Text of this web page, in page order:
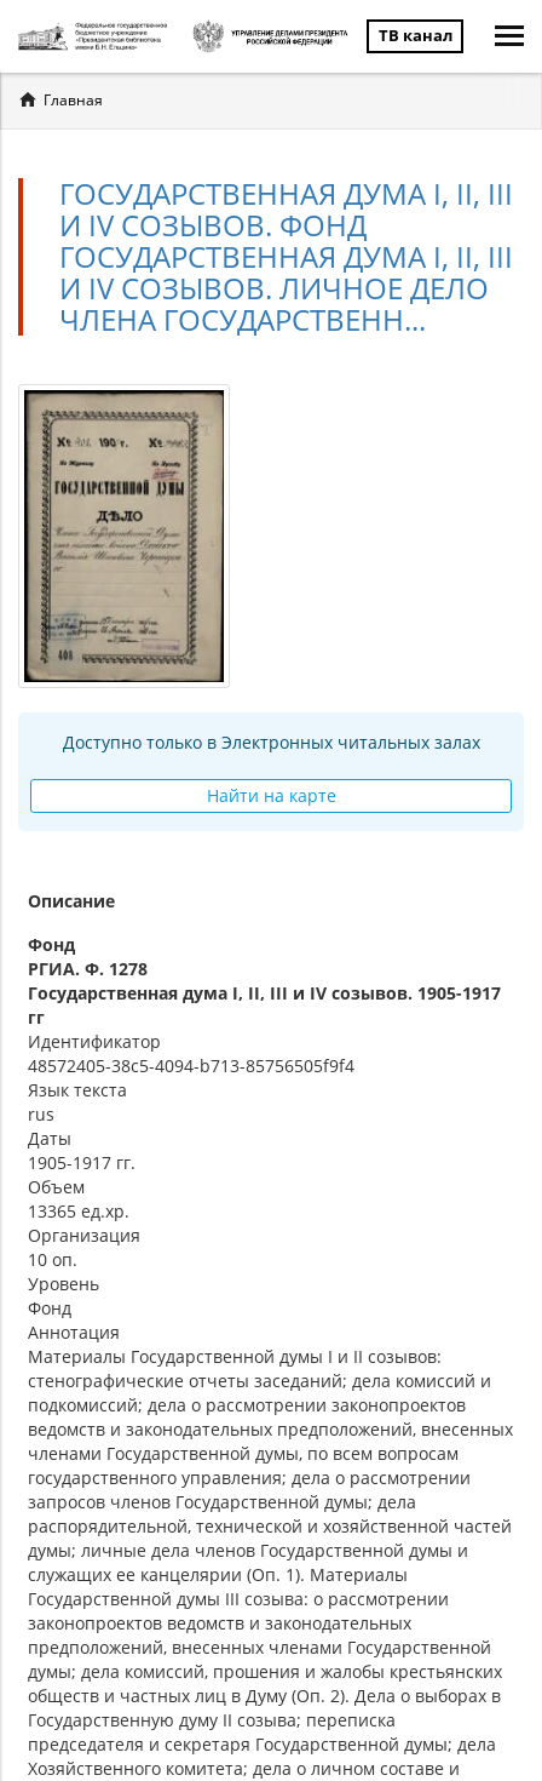
ТВ канал
Вы
здесь
Главная
ГОСУДАРСТВЕННАЯ ДУМА I, II, III
И IV СОЗЫВОВ. ФОНД
ГОСУДАРСТВЕННАЯ ДУМА I, II, III
И IV СОЗЫВОВ. ЛИЧНОЕ ДЕЛО
ЧЛЕНА ГОСУДАРСТВЕНН...
Доступно только в Электронных читальных залах
Найти на карте
Описание
Фонд
РГИА. Ф. 1278
Государственная дума I, II, III и IV созывов. 1905-1917
гг
Идентификатор
48572405-38c5-4094-b713-85756505f9f4
Язык текста
rus
Даты
1905-1917 гг.
Объем
13365 ед.хр.
Организация
10 оп.
Уровень
Фонд
Аннотация
Материалы Государственной думы I и II созывов:
стенографические отчеты заседаний; дела комиссий и
подкомиссий; дела о рассмотрении законопроектов
ведомств и законодательных предположений, внесенных
членами Государственной думы, по всем вопросам
государственного управления; дела о рассмотрении
запросов членов Государственной думы; дела
распорядительной, технической и хозяйственной частей
думы; личные дела членов Государственной думы и
служащих ее канцелярии (Оп. 1). Материалы
Государственной думы III созыва: о рассмотрении
законопроектов ведомств и законодательных
предположений, внесенных членами Государственной
думы; дела комиссий, прошения и жалобы крестьянских
обществ и частных лиц в Думу (Оп. 2). Дела о выборах в
Государственную думу II созыва; переписка
председателя и секретаря Государственной думы; дела
Хозяйственного комитета; дела о личном составе и